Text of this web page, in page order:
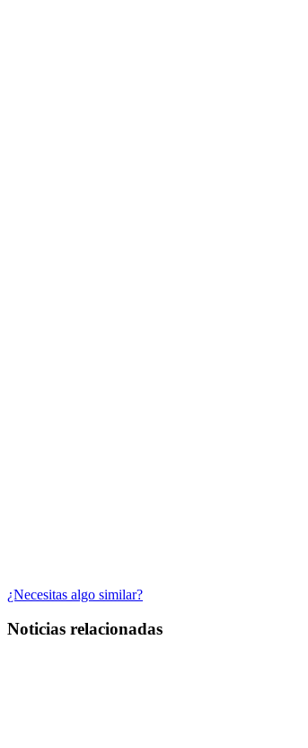
¿Necesitas algo similar?
Noticias relacionadas